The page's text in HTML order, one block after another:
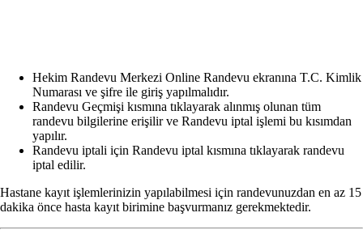
Hekim Randevu Merkezi Online Randevu ekranına T.C. Kimlik
Numarası ve şifre ile giriş yapılmalıdır.
Randevu Geçmişi kısmına tıklayarak alınmış olunan tüm
randevu bilgilerine erişilir ve Randevu iptal işlemi bu kısımdan
yapılır.
Randevu iptali için Randevu iptal kısmına tıklayarak randevu
iptal edilir.
Hastane kayıt işlemlerinizin yapılabilmesi için randevunuzdan en az 15
dakika önce hasta kayıt birimine başvurmanız gerekmektedir.